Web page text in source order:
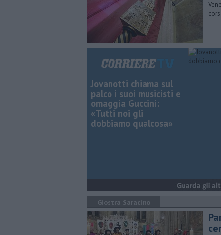
Jovanotti chiama sul
palco i suoi musicisti e
omaggia Guccini:
«Tutti noi gli
dobbiamo qualcosa»
Giostra Saracino